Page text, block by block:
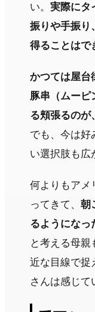
い。実際にタ
振りや手振り
得ることはで
かつては屋台
豚串（ムーピ
る頬張るのが
でも、今は好
い選択肢も広
何よりもアメ
ってきて、朝
るようになっ
と考える母
近な目線で捉
さんは感じて